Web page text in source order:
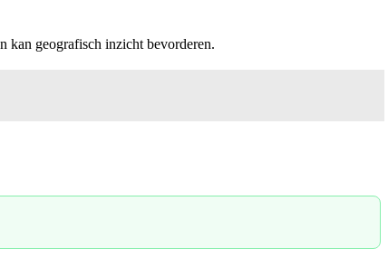
kan geografisch inzicht bevorderen.